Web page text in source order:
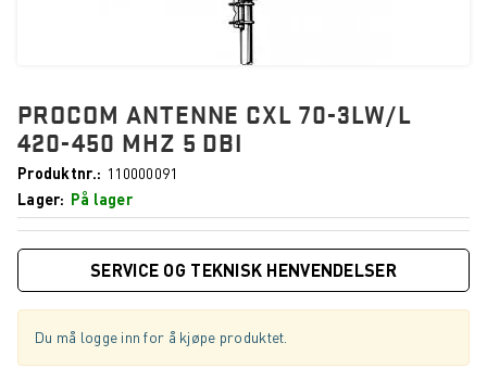
PROCOM ANTENNE CXL 70-3LW/L
420-450 MHZ 5 DBI
Produktnr.
110000091
Lager
På lager
SERVICE OG TEKNISK HENVENDELSER
Du må logge inn for å kjøpe produktet.